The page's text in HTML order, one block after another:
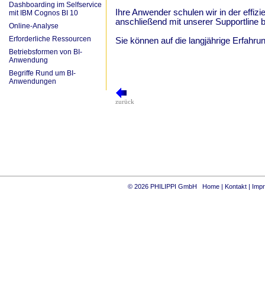
Dashboarding im Selfservice
mit IBM Cognos BI 10
Online-Analyse
Erforderliche Ressourcen
Betriebsformen von BI-
Anwendung
Begriffe Rund um BI-
Anwendungen
Ihre Anwender schulen wir in der
anschließend mit unserer Supportline
Sie können auf die langjährige
zurück
© 2026 PHILIPPI GmbH Home | Kontakt |